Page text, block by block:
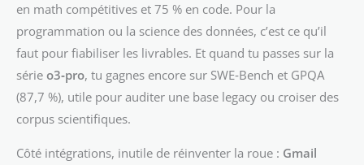
en math compétitives et 75 % en code. Pour la
programmation ou la science des données, c’est ce qu’il
faut pour fiabiliser les livrables. Et quand tu passes sur la
série o3‑pro, tu gagnes encore sur SWE‑Bench et GPQA
(87,7 %), utile pour auditer une base legacy ou croiser des
corpus scientifiques.
Côté intégrations, inutile de réinventer la roue : Gmail